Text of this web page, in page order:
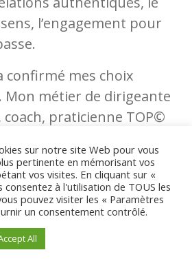
l’engagement pour
confirmé mes choix
Mon métier de dirigeante
coach, praticienne TOP©
de
la transmission
les TOP©, prennent
résonance encore plus
sur notre site Web pour vous
pertinente en mémorisant vos
vos visites. En cliquant sur «
à l'utilisation de TOUS les
pouvez visiter les « Paramètres
un consentement contrôlé.
All